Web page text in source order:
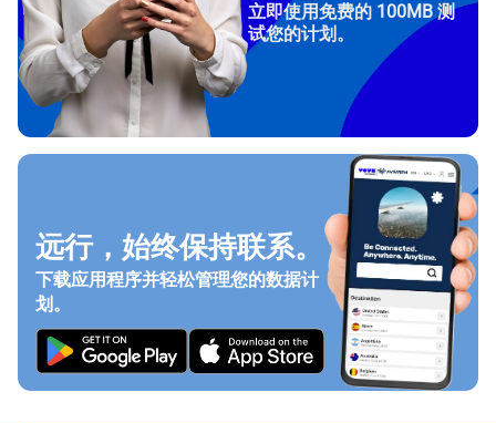
立即使用免费的 100MB 测
试您的计划。
远行，始终保持联系。
下载应用程序并轻松管理您的数据计
划。